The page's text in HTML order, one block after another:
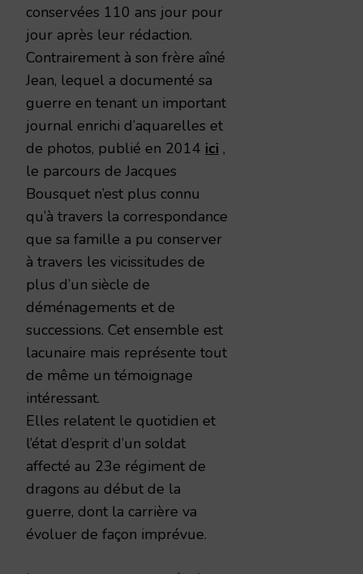
conservées 110 ans jour pour
jour après leur rédaction.
Contrairement à son frère aîné
Jean, lequel a documenté sa
guerre en tenant un important
journal enrichi d’aquarelles et
de photos, publié en 2014 ici ,
le parcours de Jacques
Bousquet n’est plus connu
qu’à travers la correspondance
que sa famille a pu conserver
à travers les vicissitudes de
plus d’un siècle de
déménagements et de
successions. Cet ensemble est
lacunaire mais représente tout
de même un témoignage
intéressant.
Elles relatent le quotidien et
l’état d’esprit d’un soldat
affecté au 23e régiment de
dragons au début de la
guerre, dont la carrière va
évoluer de façon imprévue.